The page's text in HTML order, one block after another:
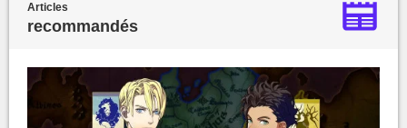
Articles
recommandés